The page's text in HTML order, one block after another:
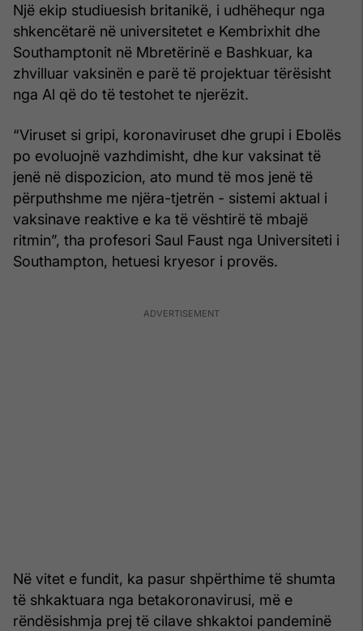
Një ekip studiuesish britanikë, i udhëhequr nga
shkencëtarë në universitetet e Kembrixhit dhe
Southamptonit në Mbretërinë e Bashkuar, ka
zhvilluar vaksinën e parë të projektuar tërësisht
nga Al që do të testohet te njerëzit.
“Viruset si gripi, koronaviruset dhe grupi i Ebolës
po evoluojnë vazhdimisht, dhe kur vaksinat të
jenë në dispozicion, ato mund të mos jenë të
përputhshme me njëra-tjetrën - sistemi aktual i
vaksinave reaktive e ka të vështirë të mbajë
ritmin”, tha profesori Saul Faust nga Universiteti i
Southampton, hetuesi kryesor i provës.
Në vitet e fundit, ka pasur shpërthime të shumta
të shkaktuara nga betakoronavirusi, më e
rëndësishmja prej të cilave shkaktoi pandeminë